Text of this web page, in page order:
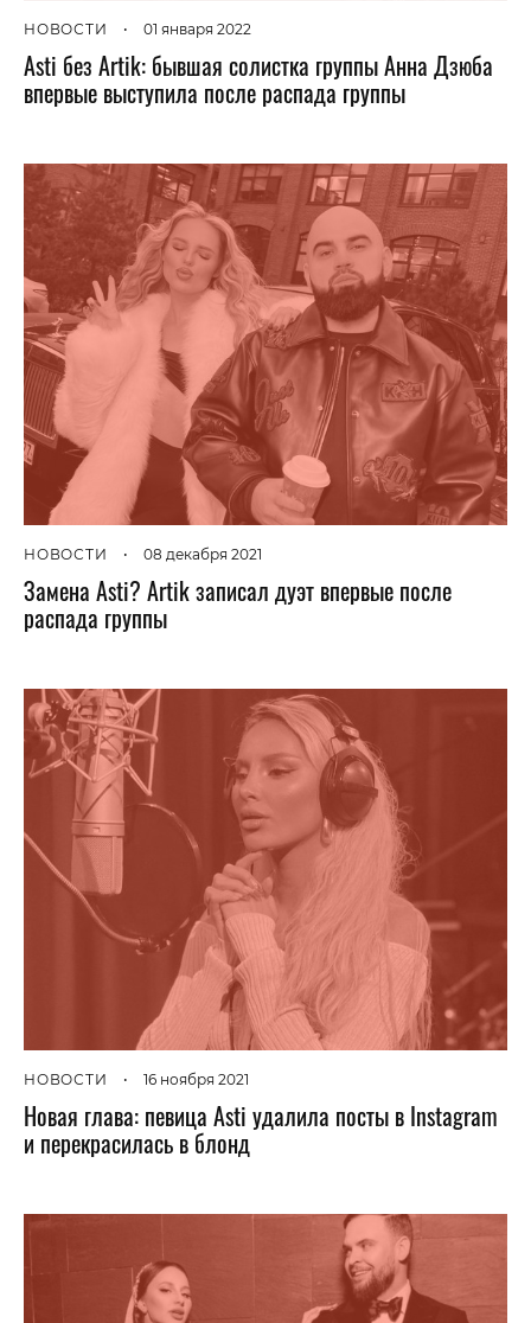
НОВОСТИ • 01 января 2022
Asti без Artik: бывшая солистка группы Анна Дзюба
впервые выступила после распада группы
НОВОСТИ • 08 декабря 2021
Замена Asti? Artik записал дуэт впервые после
распада группы
НОВОСТИ • 16 ноября 2021
Новая глава: певица Asti удалила посты в Instagram
и перекрасилась в блонд